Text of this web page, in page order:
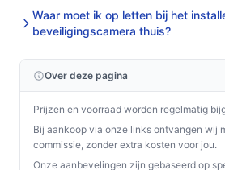
Waar moet ik op letten bij het
beveiligingscamera thuis?
Over deze pagina
Prijzen en voorraad worden regelmatig
Bij aankoop via onze links ontvangen wij
commissie, zonder extra kosten voor jou.
Onze aanbevelingen zijn gebaseerd op